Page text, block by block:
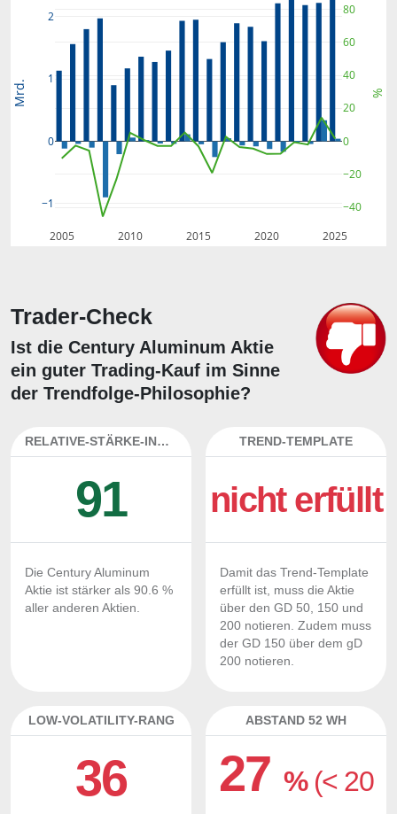
2005 2010 2015 2020 2025
−1
0
1
2
−40
−20
0
20
40
60
80
Mrd. %
Trader-Check
Ist die Century Aluminum Aktie
ein guter Trading-Kauf im Sinne
der Trendfolge-Philosophie?
RELATIVE-STÄRKE-INDEX
91
Die Century Aluminum
Aktie ist stärker als 90.6 %
aller anderen Aktien.
TREND-TEMPLATE
nicht erfüllt
Damit das Trend-Template
erfüllt ist, muss die Aktie
über den GD 50, 150 und
200 notieren. Zudem muss
der GD 150 über dem gD
200 notieren.
LOW-VOLATILITY-RANG
36
ABSTAND 52 WH
27% (< 20